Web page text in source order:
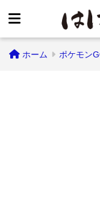
ホーム ポケモン